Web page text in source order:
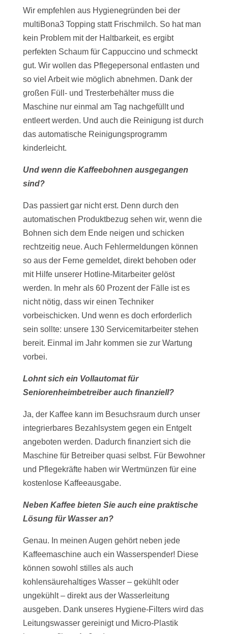
Wir empfehlen aus Hygienegründen bei der
multiBona3 Topping statt Frischmilch. So hat man
kein Problem mit der Haltbarkeit, es ergibt
perfekten Schaum für Cappuccino und schmeckt
gut. Wir wollen das Pflegepersonal entlasten und
so viel Arbeit wie möglich abnehmen. Dank der
großen Füll- und Tresterbehälter muss die
Maschine nur einmal am Tag nachgefüllt und
entleert werden. Und auch die Reinigung ist durch
das automatische Reinigungsprogramm
kinderleicht.
Und wenn die Kaffeebohnen ausgegangen
sind?
Das passiert gar nicht erst. Denn durch den
automatischen Produktbezug sehen wir, wenn die
Bohnen sich dem Ende neigen und schicken
rechtzeitig neue. Auch Fehlermeldungen können
so aus der Ferne gemeldet, direkt behoben oder
mit Hilfe unserer Hotline-Mitarbeiter gelöst
werden. In mehr als 60 Prozent der Fälle ist es
nicht nötig, dass wir einen Techniker
vorbeischicken. Und wenn es doch erforderlich
sein sollte: unsere 130 Servicemitarbeiter stehen
bereit. Einmal im Jahr kommen sie zur Wartung
vorbei.
Lohnt sich ein Vollautomat für
Seniorenheimbetreiber auch finanziell?
Ja, der Kaffee kann im Besuchsraum durch unser
integrierbares Bezahlsystem gegen ein Entgelt
angeboten werden. Dadurch finanziert sich die
Maschine für Betreiber quasi selbst. Für Bewohner
und Pflegekräfte haben wir Wertmünzen für eine
kostenlose Kaffeeausgabe.
Neben Kaffee bieten Sie auch eine praktische
Lösung für Wasser an?
Genau. In meinen Augen gehört neben jede
Kaffeemaschine auch ein Wasserspender! Diese
können sowohl stilles als auch
kohlensäurehaltiges Wasser – gekühlt oder
ungekühlt – direkt aus der Wasserleitung
ausgeben. Dank unseres Hygiene-Filters wird das
Leitungswasser gereinigt und Micro-Plastik